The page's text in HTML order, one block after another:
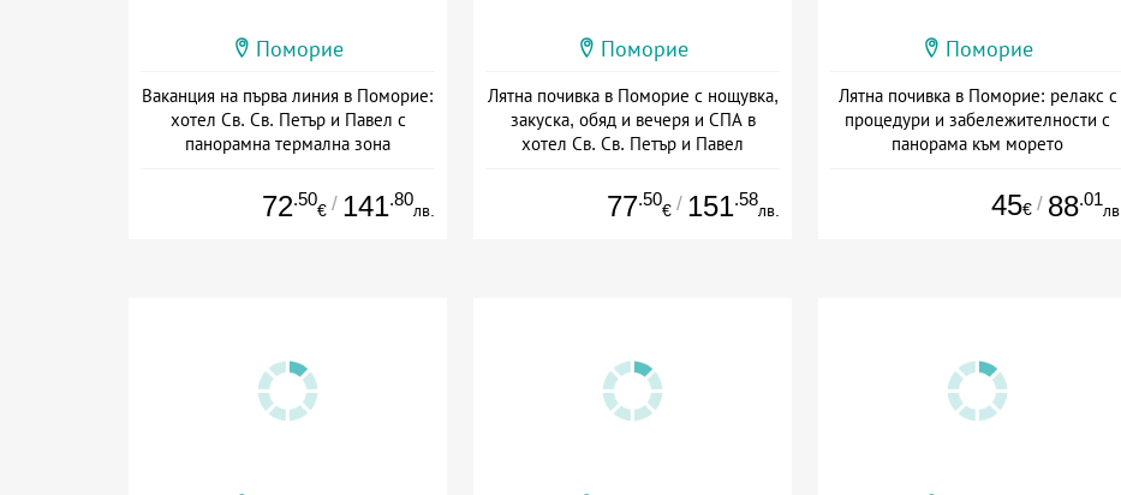
Поморие
Ваканция на първа линия в Поморие:
хотел Св. Св. Петър и Павел с
панорамна термална зона
72.50
€ / 141.80
лв.
Поморие
Лятна почивка в Поморие с нощувка,
закуска, обяд и вечеря и СПА в
хотел Св. Св. Петър и Павел
77.50
€ / 151.58
лв.
Поморие
Лятна почивка в Поморие: релакс с
процедури и забележителности с
панорама към морето
45€ / 88.01
лв.